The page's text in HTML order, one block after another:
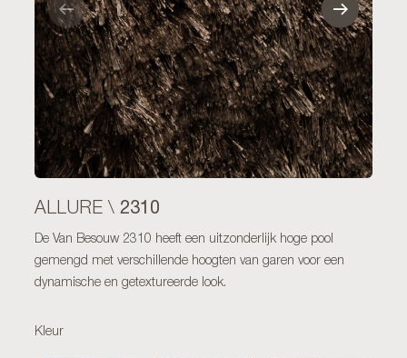
ALLURE \ 2310
De Van Besouw 2310 heeft een uitzonderlijk hoge pool
gemengd met verschillende hoogten van garen voor een
dynamische en getextureerde look.
Kleur